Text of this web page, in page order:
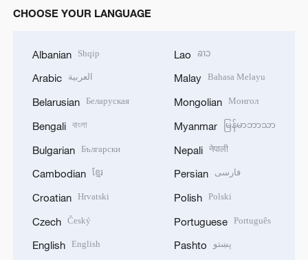
CHOOSE YOUR LANGUAGE
Albanian Shqip
Arabic العربية
Belarusian Беларуская
Bengali বাংলা
Bulgarian Български
Cambodian ខ្មែរ
Croatian Hrvatski
Czech Český
English English
Lao ລາວ
Malay Bahasa Melayu
Mongolian Монгол
Myanmar မြန်မာဘာသာ
Nepali नेपाली
Persian فارسی
Polish Polski
Portuguese Português
Pashto پښتو